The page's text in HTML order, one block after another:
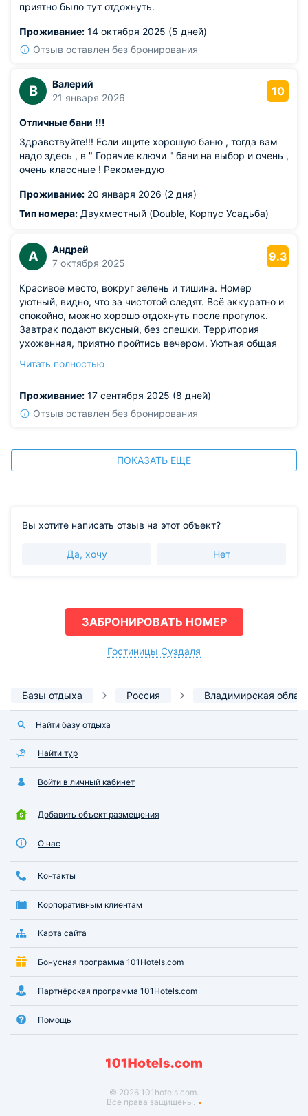
приятно было тут отдохнуть.
Проживание: 14 октября 2025 (5 дней)
Отзыв оставлен без бронирования
В
Валерий
21 января 2026
10
Отличные бани !!!
Здравствуйте!!! Если ищите хорошую баню , тогда вам
надо здесь , в " Горячие ключи " бани на выбор и очень ,
очень классные ! Рекомендую
Проживание: 20 января 2026 (2 дня)
Тип номера: Двухместный (Double, Корпус Усадьба)
А
Андрей
7 октября 2025
9.3
Красивое место, вокруг зелень и тишина. Номер
уютный, видно, что за чистотой следят. Всё аккуратно и
спокойно, можно хорошо отдохнуть после прогулок.
Завтрак подают вкусный, без спешки. Территория
ухоженная, приятно пройтись вечером. Уютная общая
душевное.
парковочных мест.
Читать полностью
Проживание: 17 сентября 2025 (8 дней)
Отзыв оставлен без бронирования
ПОКАЗАТЬ ЕЩЕ
Вы хотите написать отзыв на этот объект?
Да, хочу Нет
ЗАБРОНИРОВАТЬ НОМЕР
Гостиницы Суздаля
Базы отдыха Россия Владимирская
Найти базу отдыха
Найти тур
Войти в личный кабинет
Добавить объект размещения
О нас
Контакты
Корпоративным клиентам
Карта сайта
Бонусная программа 101Hotels.com
Партнёрская программа 101Hotels.com
Помощь
© 2026 101hotels.com.
Все права защищены.